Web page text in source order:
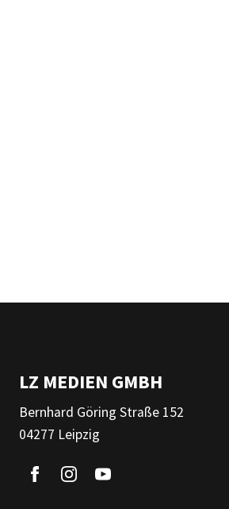
LZ MEDIEN GMBH
Bernhard Göring Straße 152
04277 Leipzig